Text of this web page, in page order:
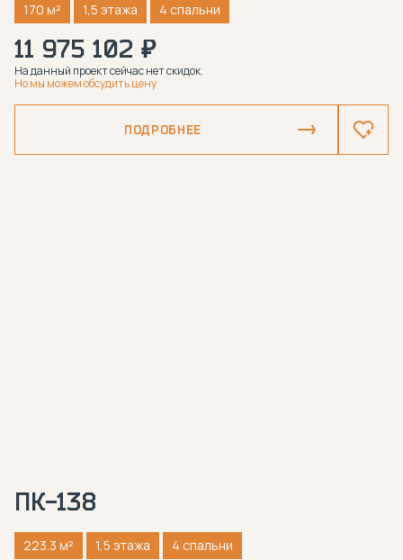
170 м² 1,5 этажа 4 спальни
11 975 102 ₽
На данный проект сейчас нет скидок.
Но мы можем обсудить цену
ПОДРОБНЕЕ
ПК-138
223.3 м² 1,5 этажа 4 спальни